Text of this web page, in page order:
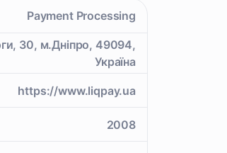
Payment Processing
30, м.Дніпро, 49094,
Україна
https://www.liqpay.ua
2008